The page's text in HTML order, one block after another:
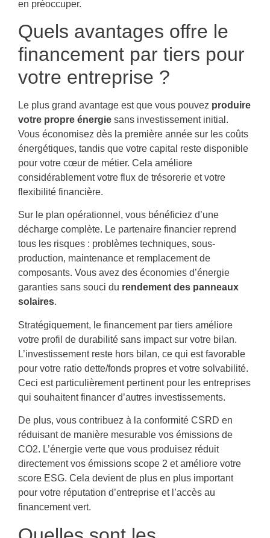
en préoccuper.
Quels avantages offre le
financement par tiers pour
votre entreprise ?
Le plus grand avantage est que vous pouvez produire
votre propre énergie sans investissement initial.
Vous économisez dès la première année sur les coûts
énergétiques, tandis que votre capital reste disponible
pour votre cœur de métier. Cela améliore
considérablement votre flux de trésorerie et votre
flexibilité financière.
Sur le plan opérationnel, vous bénéficiez d’une
décharge complète. Le partenaire financier reprend
tous les risques : problèmes techniques, sous-
production, maintenance et remplacement de
composants. Vous avez des économies d’énergie
garanties sans souci du rendement des panneaux
solaires.
Stratégiquement, le financement par tiers améliore
votre profil de durabilité sans impact sur votre bilan.
L’investissement reste hors bilan, ce qui est favorable
pour votre ratio dette/fonds propres et votre solvabilité.
Ceci est particulièrement pertinent pour les entreprises
qui souhaitent financer d’autres investissements.
De plus, vous contribuez à la conformité CSRD en
réduisant de manière mesurable vos émissions de
CO2. L’énergie verte que vous produisez réduit
directement vos émissions scope 2 et améliore votre
score ESG. Cela devient de plus en plus important
pour votre réputation d’entreprise et l’accès au
financement vert.